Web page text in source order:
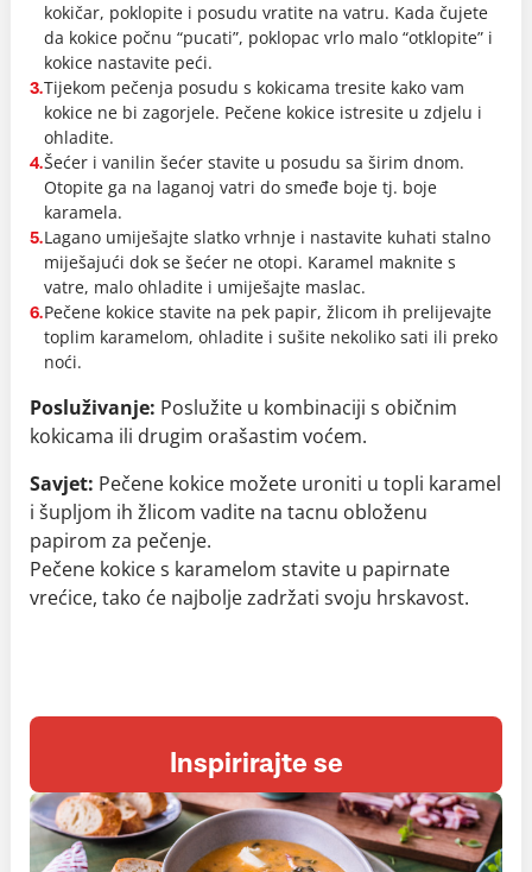
kokičar, poklopite i posudu vratite na vatru. Kada čujete
da kokice počnu “pucati”, poklopac vrlo malo “otklopite” i
kokice nastavite peći.
3.Tijekom pečenja posudu s kokicama tresite kako vam
kokice ne bi zagorjele. Pečene kokice istresite u zdjelu i
ohladite.
4.Šećer i vanilin šećer stavite u posudu sa širim dnom.
Otopite ga na laganoj vatri do smeđe boje tj. boje
karamela.
5.Lagano umiješajte slatko vrhnje i nastavite kuhati stalno
miješajući dok se šećer ne otopi. Karamel maknite s
vatre, malo ohladite i umiješajte maslac.
6.Pečene kokice stavite na pek papir, žlicom ih prelijevajte
toplim karamelom, ohladite i sušite nekoliko sati ili preko
noći.
Posluživanje: Poslužite u kombinaciji s običnim
kokicama ili drugim orašastim voćem.
Savjet: Pečene kokice možete uroniti u topli karamel
i šupljom ih žlicom vadite na tacnu obloženu
papirom za pečenje.
Pečene kokice s karamelom stavite u papirnate
vrećice, tako će najbolje zadržati svoju hrskavost.
Inspirirajte se